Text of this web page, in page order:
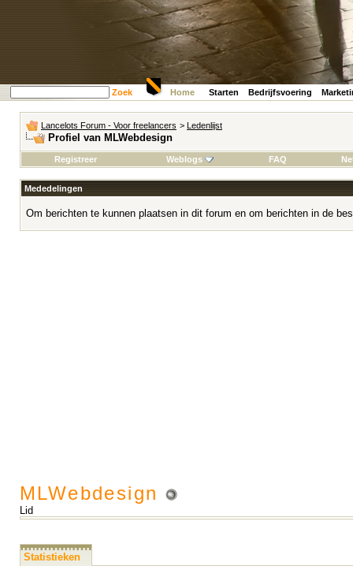
Zoek Home Starten Bedrijfsvoering
Lancelots Forum - Voor freelancers > Ledenlijst
Profiel van MLWebdesign
Registreer Weblogs FAQ
Mededelingen
Om berichten te kunnen plaatsen in dit forum en om berichten in de
MLWebdesign
Lid
Statistieken